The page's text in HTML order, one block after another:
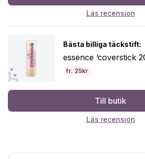
Läs recension
Bästa billiga täckstift:
essence ‘coverstick
fr. 25kr
Till butik
Läs recension